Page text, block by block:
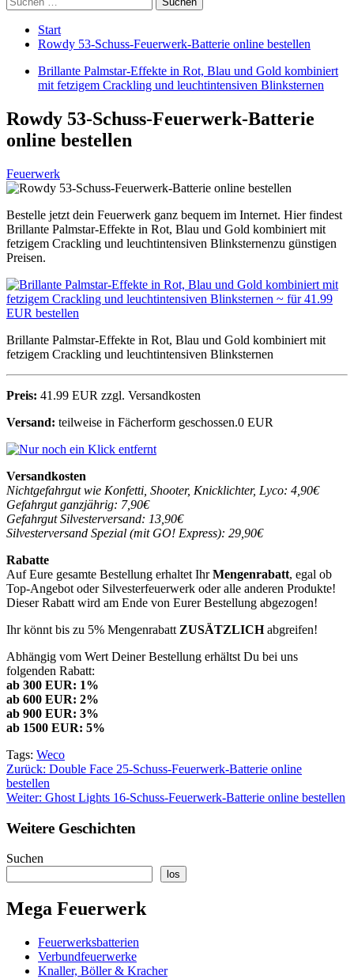
nach:
Start
Rowdy 53-Schuss-Feuerwerk-Batterie online bestellen
Brillante Palmstar-Effekte in Rot, Blau und Gold kombiniert
mit fetzigem Crackling und leuchtintensiven Blinksternen
Rowdy 53-Schuss-Feuerwerk-Batterie
online bestellen
Feuerwerk
Bestelle jetzt dein Feuerwerk ganz bequem im Internet. Hier findest
Brillante Palmstar-Effekte in Rot, Blau und Gold kombiniert mit
fetzigem Crackling und leuchtintensiven Blinksternenzu günstigen
Preisen.
Brillante Palmstar-Effekte in Rot, Blau und Gold kombiniert mit
fetzigem Crackling und leuchtintensiven Blinksternen
Preis: 41.99 EUR zzgl. Versandkosten
Versand: teilweise in Fächerform geschossen.0 EUR
Versandkosten
Nichtgefahrgut wie Konfetti, Shooter, Knicklichter, Lyco: 4,90€
Gefahrgut ganzjährig: 7,90€
Gefahrgut Silvesterversand: 13,90€
Silvesterversand Spezial (mit GO! Express): 29,90€
Rabatte
Auf Eure gesamte Bestellung erhaltet IhrMengenrabatt, egal ob
Top-Angebot oder Silvesterfeuerwerk oder alle anderen Produkte!
Dieser Rabatt wird am Ende von Eurer Bestellung abgezogen!
Ihr könnt bis zu 5% Mengenrabatt ZUSÄTZLICHabgreifen!
Abhängig vom Wert Deiner Bestellung erhältst Du bei uns
folgenden Rabatt:
ab 300 EUR: 1%
ab 600 EUR: 2%
ab 900 EUR: 3%
ab 1500 EUR: 5%
Tags: Weco
Beitragsnavigation
Zurück: Double Face 25-Schuss-Feuerwerk-Batterie online
bestellen
Weiter: Ghost Lights 16-Schuss-Feuerwerk-Batterie online bestellen
Weitere Geschichten
Suchen
los
Mega Feuerwerk
Feuerwerksbatterien
Verbundfeuerwerke
Knaller, Böller & Kracher